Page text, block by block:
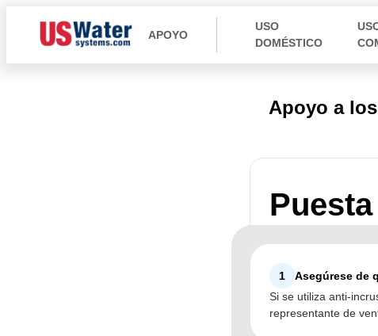
APOYO
USO
DOMÉSTICO
Apoyo a
1
Asegúrese de
Si se utiliza anti-
representante de